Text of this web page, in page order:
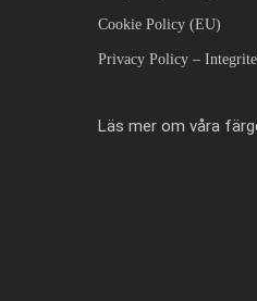
Cookie Policy (EU)
Privacy Policy –
Läs mer om våra